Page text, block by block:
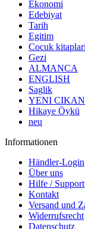
Ekonomi
Edebiyat
Tarih
Egitim
Cocuk kitaplari
Gezi
ALMANCA
ENGLISH
Saglik
YENI
Hikaye Öykü
neu
Informationen
Händler-Login
Über uns
Hilfe / Support
Kontakt
Versand und
Widerrufsrecht
Datenschutz